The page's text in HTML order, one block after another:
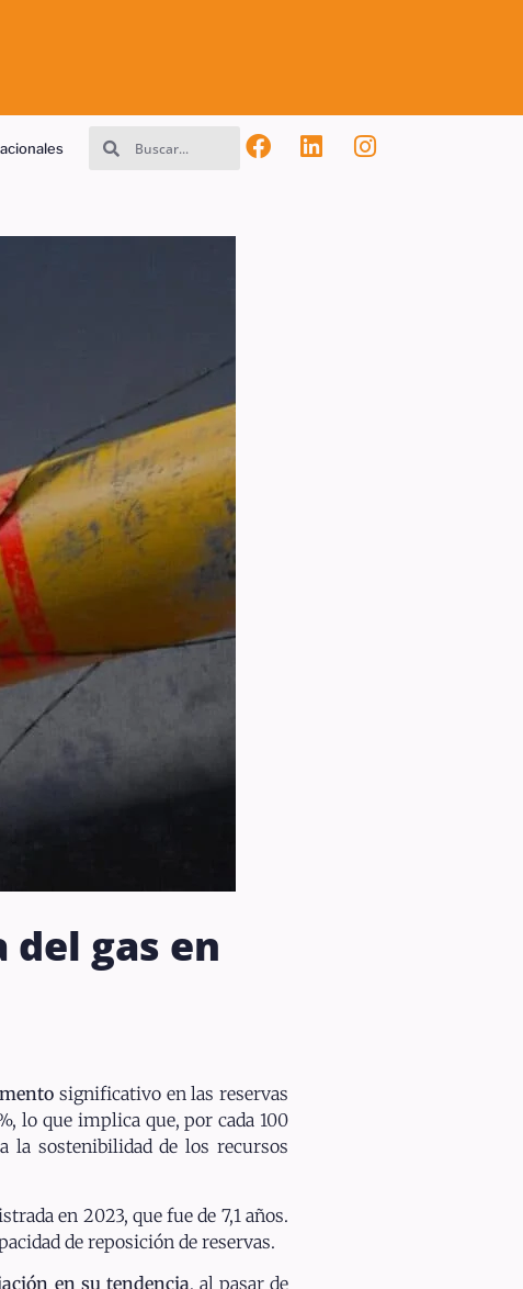
gas en
significativo en las reservas
lo que implica que, por cada 100
la sostenibilidad de los recursos
en 2023, que fue de 7,1 años.
de reposición de reservas.
en su tendencia, al pasar de